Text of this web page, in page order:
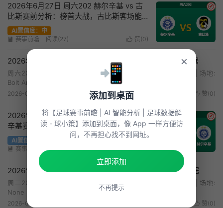
✔
2026年6月27日 周六202 赫尔辛基 vs 古
比斯赛前分析：榜首大战，古比斯客场能
否全身而退？
AI置信度：中
 赞(0)
 赛事前瞻 阅读(27)
2026年6月27日 周六202 赫尔辛基vs古比斯赛前统计数据
周六202 赫尔辛基 vs 古比斯 | 开球时间: 2026-06-27 22:00 | 场地:
Bolt Arena
 赞( 0)
2026-06-27 阅读(3)
✔
2026年6月23日 周二206 玛丽港 vs 赫尔
辛基赛前分析：客队中场核心伤缺，极低
客胜数据是否合理？
AI置信度：低
 赞(0)
 赛事前瞻 阅读(27)
2026年6月23日 周二206 玛丽港vs赫尔辛基赛前统计数据
周二206 玛丽港 vs 赫尔辛基 | 开球时间: 2026-06-24 01:00 | 场地:
None
 赞( 0)
2026-06-23
📲
添加到桌面
将【足球赛事前瞻 | AI 智能分析 | 足球数据解
读 - 球小策】添加到桌面，像 App 一样方便访
问，不再担心找不到网址。
×
立即添加
不再提示